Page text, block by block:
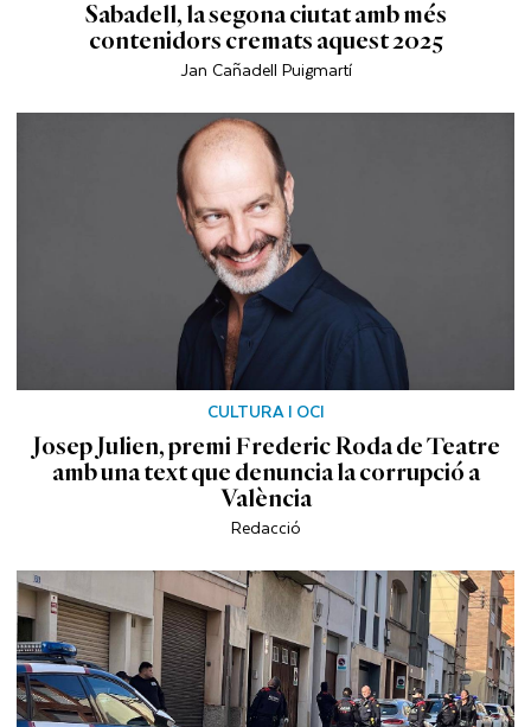
Sabadell, la segona ciutat amb més
contenidors cremats aquest 2025
Jan Cañadell Puigmartí
CULTURA I OCI
Josep Julien, premi Frederic Roda de Teatre
amb una text que denuncia la corrupció a
València
Redacció